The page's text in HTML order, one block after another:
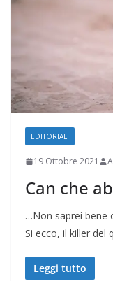
EDITORIALI
19 Ottobre 2021
Can che
…Non saprei bene
Si ecco, il killer del
Leggi tutto